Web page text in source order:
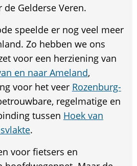
Gelderse Veren.
speelde er nog veel meer
Zo hebben we ons
voor een herziening van
en naar Ameland,
voor het veer Rozenburg-
regelmatige en
tussen Hoek van
.
voor fietsers en